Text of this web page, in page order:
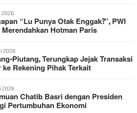
2026
“Lu Punya Otak Enggak?”, PWI
Hotman Paris
2026
Piutang, Terungkap Jejak Transaksi
Rekening Pihak Terkait
2026
Chatib Basri dengan Presiden
Pertumbuhan Ekonomi